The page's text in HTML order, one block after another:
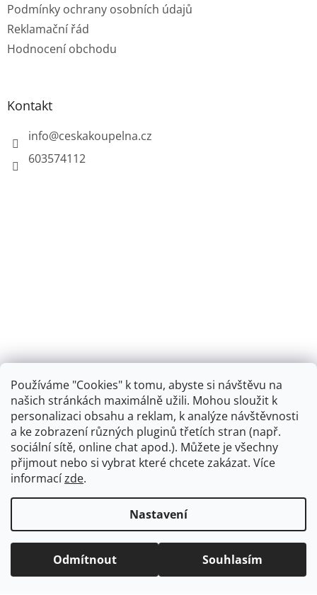
Používáme "Cookies" k tomu, abyste si návštěvu na
našich stránkách maximálně užili. Mohou sloužit k
personalizaci obsahu a reklam, k analýze návštěvnosti
a ke zobrazení různých pluginů třetích stran (např.
sociální sítě, online chat apod.). Můžete je všechny
přijmout nebo si vybrat které chcete zakázat. Více
informacízde.
Nastavení
Odmítnout Souhlasím
Podmínky ochrany osobních údajů
Reklamační řád
Hodnocení obchodu
Kontakt
info@ceskakoupelna.cz
603574112
Retro koupelna
Vytvořil Shoptet + plnenieshopu.cz
Copyright 2026Dřezová-baterie.cz. Všechna práva